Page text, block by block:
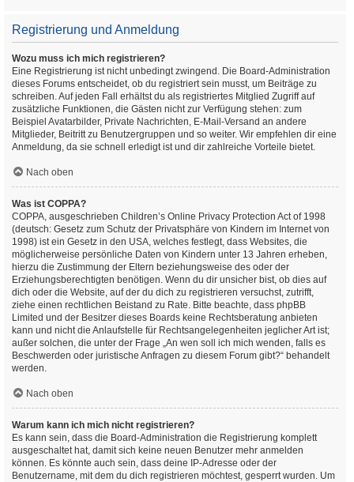
Registrierung und Anmeldung
Wozu muss ich mich registrieren?
Eine Registrierung ist nicht unbedingt zwingend. Die Board-Administration
dieses Forums entscheidet, ob du registriert sein musst, um Beiträge zu
schreiben. Auf jeden Fall erhältst du als registriertes Mitglied Zugriff auf
zusätzliche Funktionen, die Gästen nicht zur Verfügung stehen: zum
Beispiel Avatarbilder, Private Nachrichten, E-Mail-Versand an andere
Mitglieder, Beitritt zu Benutzergruppen und so weiter. Wir empfehlen dir eine
Anmeldung, da sie schnell erledigt ist und dir zahlreiche Vorteile bietet.
Nach oben
Was ist COPPA?
COPPA, ausgeschrieben Children’s Online Privacy Protection Act of 1998
(deutsch: Gesetz zum Schutz der Privatsphäre von Kindern im Internet von
1998) ist ein Gesetz in den USA, welches festlegt, dass Websites, die
möglicherweise persönliche Daten von Kindern unter 13 Jahren erheben,
hierzu die Zustimmung der Eltern beziehungsweise des oder der
Erziehungsberechtigten benötigen. Wenn du dir unsicher bist, ob dies auf
dich oder die Website, auf der du dich zu registrieren versuchst, zutrifft,
ziehe einen rechtlichen Beistand zu Rate. Bitte beachte, dass phpBB
Limited und der Besitzer dieses Boards keine Rechtsberatung anbieten
kann und nicht die Anlaufstelle für Rechtsangelegenheiten jeglicher Art ist;
außer solchen, die unter der Frage „An wen soll ich mich wenden, falls es
Beschwerden oder juristische Anfragen zu diesem Forum gibt?“ behandelt
werden.
Nach oben
Warum kann ich mich nicht registrieren?
Es kann sein, dass die Board-Administration die Registrierung komplett
ausgeschaltet hat, damit sich keine neuen Benutzer mehr anmelden
können. Es könnte auch sein, dass deine IP-Adresse oder der
Benutzername, mit dem du dich registrieren möchtest, gesperrt wurden. Um